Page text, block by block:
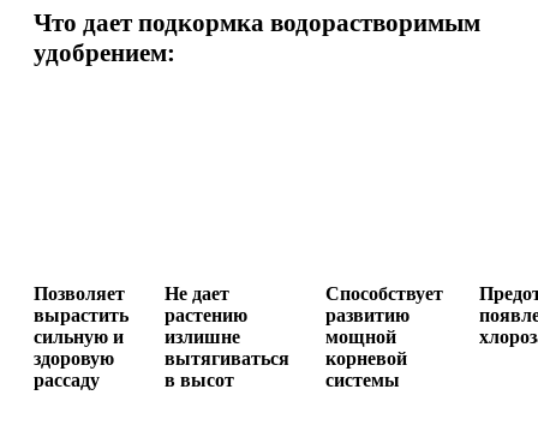
Что дает подкормка водорастворимым
удобрением:
Позволяет
вырастить
сильную и
здоровую
рассаду
Не дает
растению
излишне
вытягиваться
в высот
Способствует
развитию
мощной
корневой
системы